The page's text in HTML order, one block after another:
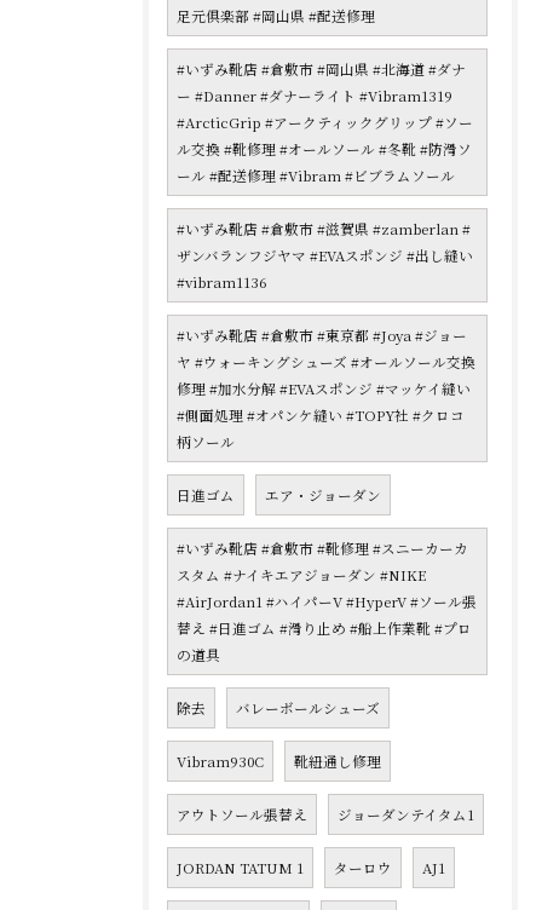
足元倶楽部 #岡山県 #配送修理
#いずみ靴店 #倉敷市 #岡山県 #北海道 #ダナ
ー #Danner #ダナーライト #Vibram1319
#ArcticGrip #アークティックグリップ #ソー
ル交換 #靴修理 #オールソール #冬靴 #防滑ソ
ール #配送修理 #Vibram #ビブラムソール
#いずみ靴店 #倉敷市 #滋賀県 #zamberlan #
ザンバランフジヤマ #EVAスポンジ #出し縫い
#vibram1136
#いずみ靴店 #倉敷市 #東京都 #Joya #ジョー
ヤ #ウォーキングシューズ #オールソール交換
修理 #加水分解 #EVAスポンジ #マッケイ縫い
#側面処理 #オパンケ縫い #TOPY社 #クロコ
柄ソール
日進ゴム エア・ジョーダン
#いずみ靴店 #倉敷市 #靴修理 #スニーカーカ
スタム #ナイキエアジョーダン #NIKE
#AirJordan1 #ハイパーV #HyperV #ソール張
替え #日進ゴム #滑り止め #船上作業靴 #プロ
の道具
除去 バレーボールシューズ
Vibram930C 靴紐通し修理
アウトソール張替え ジョーダンテイタム1
JORDAN TATUM 1 ターロウ AJ1